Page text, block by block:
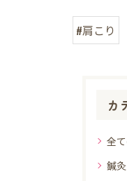
#肩こり
カ
全
鍼灸